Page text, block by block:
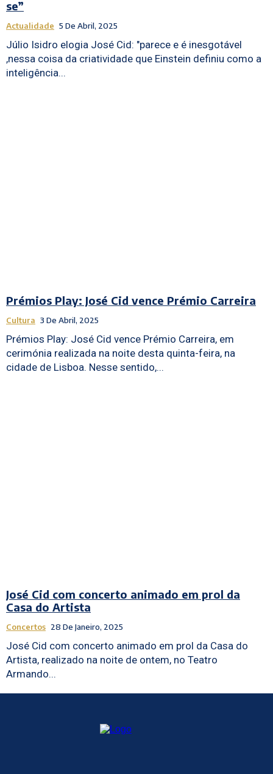
se”
Actualidade 5 De Abril, 2025
Júlio Isidro elogia José Cid: "parece e é inesgotável
,nessa coisa da criatividade que Einstein definiu como a
inteligência...
Prémios Play: José Cid vence Prémio Carreira
Cultura 3 De Abril, 2025
Prémios Play: José Cid vence Prémio Carreira, em
cerimónia realizada na noite desta quinta-feira, na
cidade de Lisboa. Nesse sentido,...
José Cid com concerto animado em prol da
Casa do Artista
Concertos 28 De Janeiro, 2025
José Cid com concerto animado em prol da Casa do
Artista, realizado na noite de ontem, no Teatro
Armando...